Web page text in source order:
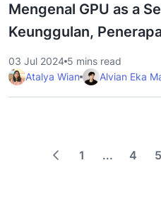
Mengenal GPU as a
Keunggulan,
03 Jul 2024 5 mins read
Atalya Wian
Alvian Eka
1 ... 4 5